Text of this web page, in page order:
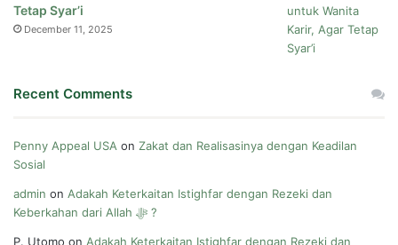
Tetap Syar’i
December 11, 2025
Recent Comments
Penny Appeal USA on Zakat dan Realisasinya dengan Keadilan
Sosial
admin on Adakah Keterkaitan Istighfar dengan Rezeki dan
Keberkahan dari Allah ﷻ ?
P. Utomo on Adakah Keterkaitan Istighfar dengan Rezeki dan